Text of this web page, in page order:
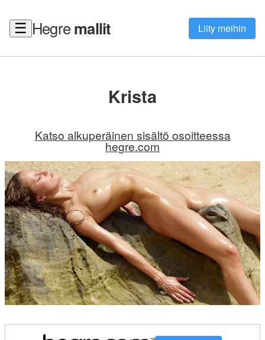
☰ Hegremallit Liity meihin
Krista
Katso alkuperäinen sisältö osoitteessa
hegre.com